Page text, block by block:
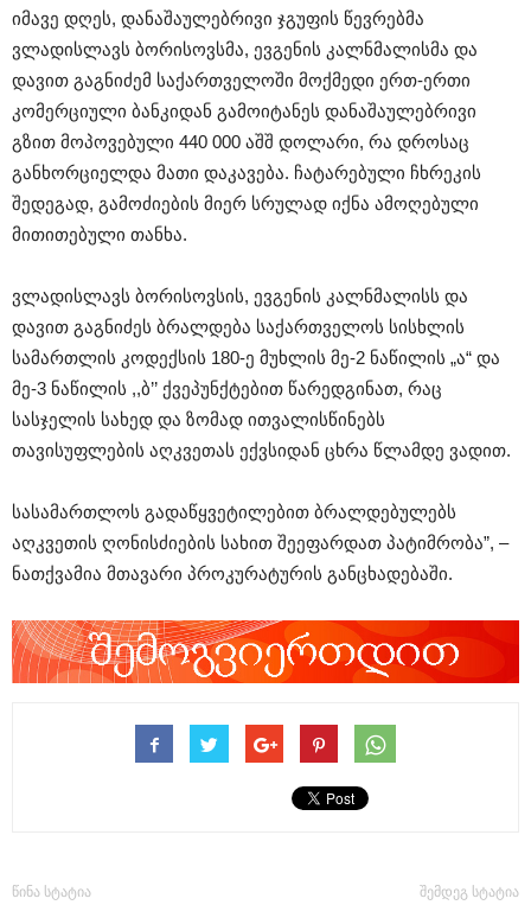
იმავე დღეს, დანაშაულებრივი ჯგუფის წევრებმა
ვლადისლავს ბორისოვსმა, ევგენის კალნმალისმა და
დავით გაგნიძემ საქართველოში მოქმედი ერთ-ერთი
კომერციული ბანკიდან გამოიტანეს დანაშაულებრივი
გზით მოპოვებული 440 000 აშშ დოლარი, რა დროსაც
განხორციელდა მათი დაკავება. ჩატარებული ჩხრეკის
შედეგად, გამოძიების მიერ სრულად იქნა ამოღებული
მითითებული თანხა.
ვლადისლავს ბორისოვსის, ევგენის კალნმალისს და
დავით გაგნიძეს ბრალდება საქართველოს სისხლის
სამართლის კოდექსის 180-ე მუხლის მე-2 ნაწილის „ა“ და
მე-3 ნაწილის ,,ბ’’ ქვეპუნქტებით წარედგინათ, რაც
სასჯელის სახედ და ზომად ითვალისწინებს
თავისუფლების აღკვეთას ექვსიდან ცხრა წლამდე ვადით.
სასამართლოს გადაწყვეტილებით ბრალდებულებს
აღკვეთის ღონისძიების სახით შეეფარდათ პატიმრობა”, –
ნათქვამია მთავარი პროკურატურის განცხადებაში.
წინა სტატია შემდეგ სტატია